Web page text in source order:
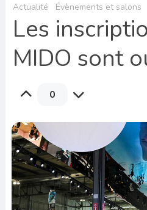
Actualité Évènements et salons
Les
MIDO sont
0